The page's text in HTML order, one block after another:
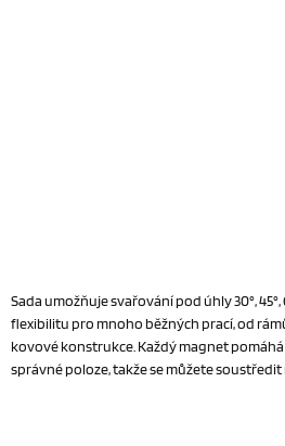
Sada umožňuje svařování pod úhly 30°, 45°,
flexibilitu pro mnoho běžných prací, od
kovové konstrukce. Každý magnet
správné poloze, takže se můžete